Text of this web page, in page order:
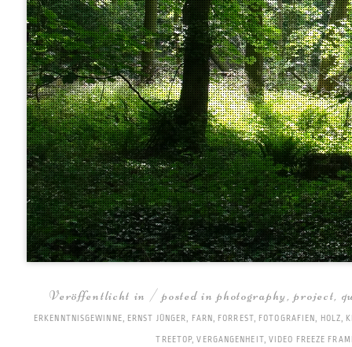
Veröffentlicht in / posted inphotography,project,
ERKENNTNISGEWINNE, ERNST JÜNGER, FARN, FORREST, FOTOGRAFIEN, HOLZ,
TREETOP,VERGANGENHEIT, VIDEO FREEZE